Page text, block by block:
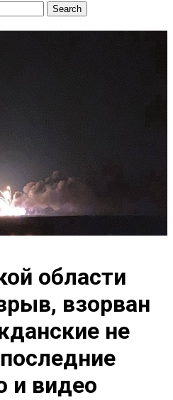
Search
области
взорван
не
и видео